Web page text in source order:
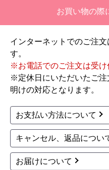
【注文からどのくらい
二週間ほどです。
【その他感想・コメン
１．５点は、少々工事
過去の業者で一番最低
つ、愛想が良かったこと
なにかも分からない。
工事後は、初期設定や
てて引き上げる感じ。
お買い物の際
インターネットでのご注
す。
※お電話でのご注文は受け
※定休日にいただいたご注
明けの対応となります。
お支払い方法について
キャンセル、返品につい
お届けについて